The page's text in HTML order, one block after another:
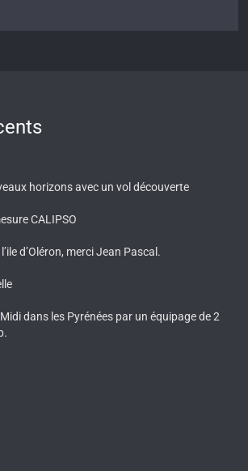
horizons avec un vol découverte
CALIPSO
d’Oléron, merci Jean Pascal.
dans les Pyrénées par un équipage de 2